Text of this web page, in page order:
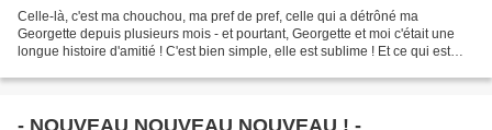
Celle-là, c'est ma chouchou, ma pref de pref, celle qui a détrôné ma
Georgette depuis plusieurs mois - et pourtant, Georgette et moi c'était une
longue histoire d'amitié ! C'est bien simple, elle est sublime ! Et ce qui est
- NOUVEAU NOUVEAU NOUVEAU ! -